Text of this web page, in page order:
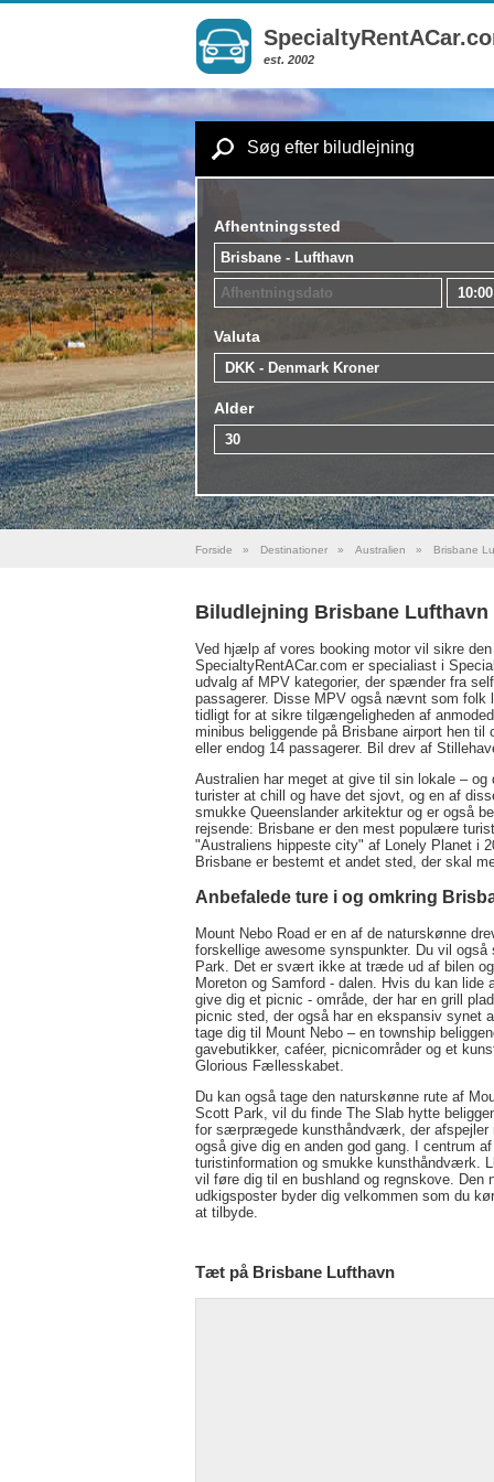
est. 2002
Søg efter biludlejning
Afhentningssted
Valuta
Alder
Forside » Destinationer » Australien » Brisbane
Biludlejning Brisbane Lufthavn
Ved hjælp af vores booking motor vil sikre
SpecialtyRentACar.com er specialiast i
udvalg af MPV kategorier, der spænder fra
passagerer. Disse MPV også nævnt som folk
tidligt for at sikre tilgængeligheden af
minibus beliggende på Brisbane airport hen
eller endog 14 passagerer. Bil drev af
Australien har meget at give til sin lokale –
turister at chill og have det sjovt, og en af
smukke Queenslander arkitektur og er også
rejsende: Brisbane er den mest populære
"Australiens hippeste city" af Lonely Planet i
Brisbane er bestemt et andet sted, der skal
Anbefalede ture i og omkring
Mount Nebo Road er en af de naturskønne
forskellige awesome synspunkter. Du vil
Park. Det er svært ikke at træde ud af bilen
Moreton og Samford - dalen. Hvis du kan
give dig et picnic - område, der har en grill
picnic sted, der også har en ekspansiv synet
tage dig til Mount Nebo – en township
gavebutikker, caféer, picnicområder og et
Glorious Fællesskabet.
Du kan også tage den naturskønne rute af
Scott Park, vil du finde The Slab hytte
for særprægede kunsthåndværk, der afspejler
også give dig en anden god gang. I centrum
turistinformation og smukke kunsthåndværk.
vil føre dig til en bushland og regnskove.
udkigsposter byder dig velkommen som du
at tilbyde.
Tæt på Brisbane Lufthavn